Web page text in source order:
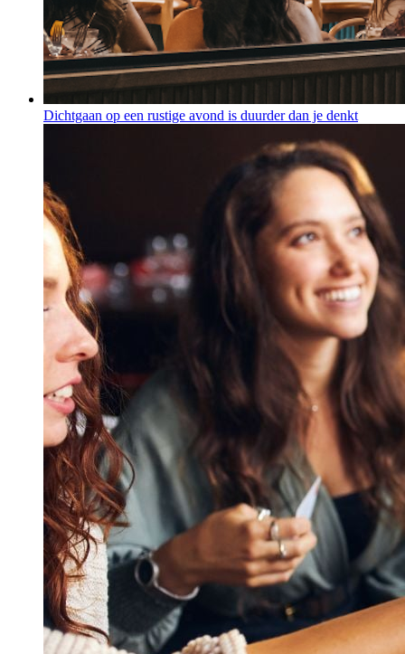
Dichtgaan op een rustige avond is duurder dan je denkt